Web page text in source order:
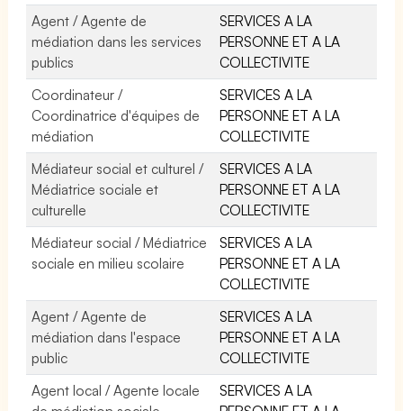
Agent / Agente de
médiation dans les services
publics
SERVICES A LA
PERSONNE ET A LA
COLLECTIVITE
Coordinateur /
Coordinatrice d'équipes de
médiation
SERVICES A LA
PERSONNE ET A LA
COLLECTIVITE
Médiateur social et culturel /
Médiatrice sociale et
culturelle
SERVICES A LA
PERSONNE ET A LA
COLLECTIVITE
Médiateur social / Médiatrice
sociale en milieu scolaire
SERVICES A LA
PERSONNE ET A LA
COLLECTIVITE
Agent / Agente de
médiation dans l'espace
public
SERVICES A LA
PERSONNE ET A LA
COLLECTIVITE
Agent local / Agente locale
SERVICES A LA